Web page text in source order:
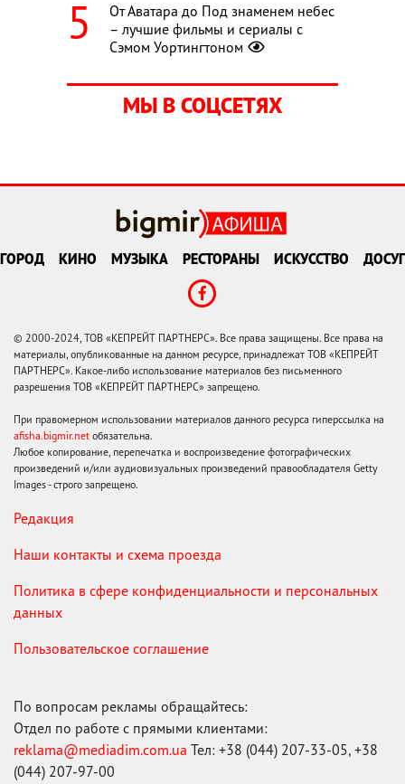
От Аватара до Под знаменем небес
– лучшие фильмы и сериалы с
Сэмом Уортингтоном
МЫ В СОЦСЕТЯХ
ГОРОД КИНО МУЗЫКА РЕСТОРАНЫ ИСКУССТВО ДОСУГ
© 2000-2024, ТОВ «КЕПРЕЙТ ПАРТНЕРС». Все права защищены. Все права на
материалы, опубликованные на данном ресурсе, принадлежат ТОВ «КЕПРЕЙТ
ПАРТНЕРС». Какое-либо использование материалов без письменного
разрешения ТОВ «КЕПРЕЙТ ПАРТНЕРС» запрещено.
При правомерном использовании материалов данного ресурса гиперссылка на
afisha.bigmir.net обязательна.
Любое копирование, перепечатка и воспроизведение фотографических
произведений и/или аудиовизуальных произведений правообладателя Getty
Images - строго запрещено.
Редакция
Наши контакты и схема проезда
Политика в сфере конфиденциальности и персональных
данных
Пользовательское соглашение
По вопросам рекламы обращайтесь:
Отдел по работе с прямыми клиентами:
reklama@mediadim.com.ua Тел: +38 (044) 207-33-05, +38
(044) 207-97-00